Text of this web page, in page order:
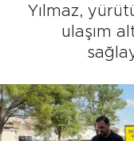
Yılmaz,
ulaşım